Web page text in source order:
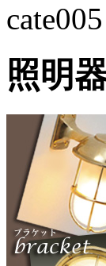
cate005
照明